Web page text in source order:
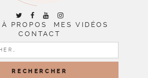
À PROPOS
MES VIDÉOS
CONTACT
RECHERCHER :